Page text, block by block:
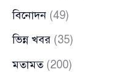
বিনোদন (49)
ভিন্ন খবর (35)
মতামত(200)